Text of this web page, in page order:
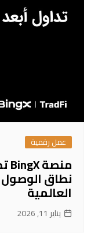
عمل رقمية
نطاق الوصول
العالمية
يناير 11, 2026